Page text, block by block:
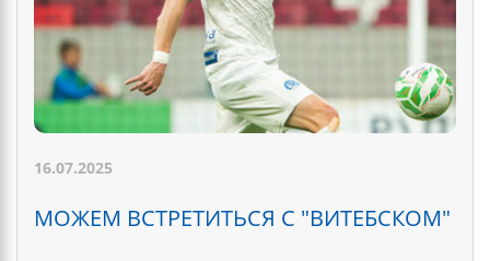
16.07.2025
МОЖЕМ ВСТРЕТИТЬСЯ С "ВИТЕБСКОМ"